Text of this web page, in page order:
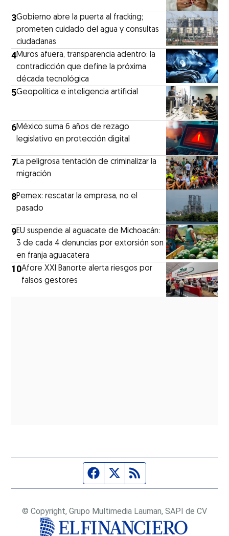
3Gobierno abre la puerta al fracking;
prometen cuidado del agua y consultas
ciudadanas
4Muros afuera, transparencia adentro: la
contradicción que define la próxima
década tecnológica
5Geopolítica e inteligencia artificial
6México suma 6 años de rezago
legislativo en protección digital
7La peligrosa tentación de criminalizar la
migración
8Pemex: rescatar la empresa, no el
pasado
9EU suspende al aguacate de Michoacán:
3 de cada 4 denuncias por extorsión son
en franja aguacatera
10Afore XXI Banorte alerta riesgos por
falsos gestores
Página de Facebook
Fuente Twitter
© Copyright, Grupo Multimedia Lauman, SAPI de CV